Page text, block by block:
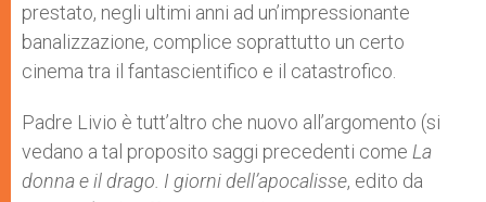
prestato, negli ultimi anni ad un’impressionante
banalizzazione, complice soprattutto un certo
cinema tra il fantascientifico e il catastrofico.
Padre Livio è tutt’altro che nuovo all’argomento (si
vedano a tal proposito saggi precedenti come La
donna e il drago. I giorni dell’apocalisse, edito da